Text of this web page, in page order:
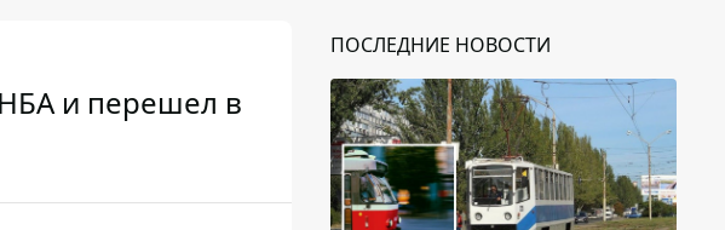
и перешел в
ПОСЛЕДНИЕ НОВОСТИ